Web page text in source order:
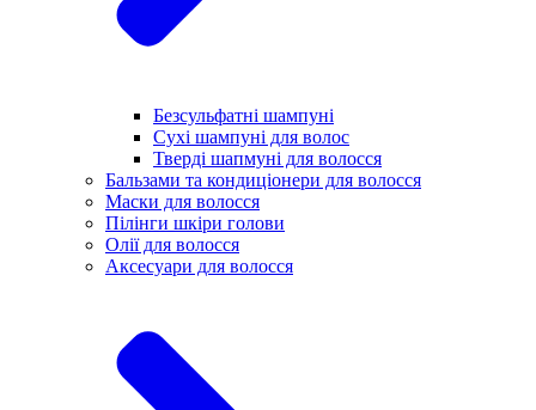
Безсульфатні шампуні
Сухі шампуні для волос
Тверді шапмуні для волосся
Бальзами та кондиціонери для волосся
Маски для волосся
Пілінги шкіри голови
Олії для волосся
Аксесуари для волосся